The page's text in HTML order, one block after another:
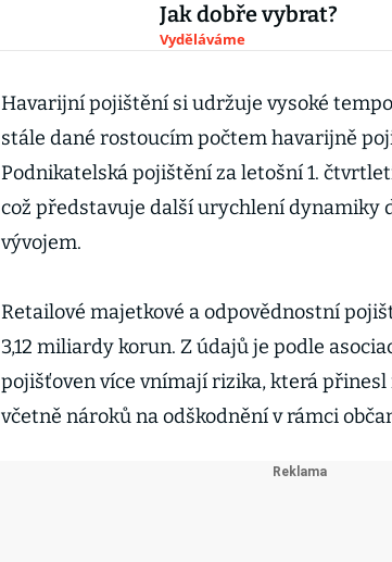
Jak dobře vybrat?
Vyděláváme
Havarijní pojištění si udržuje vysoké
stále dané rostoucím počtem havarijně
Podnikatelská pojištění za letošní 1.
což představuje další urychlení dynamiky
vývojem.
Retailové majetkové a odpovědnostní
3,12 miliardy korun. Z údajů je podle
pojišťoven více vnímají rizika, která přinesl
včetně nároků na odškodnění v rámci